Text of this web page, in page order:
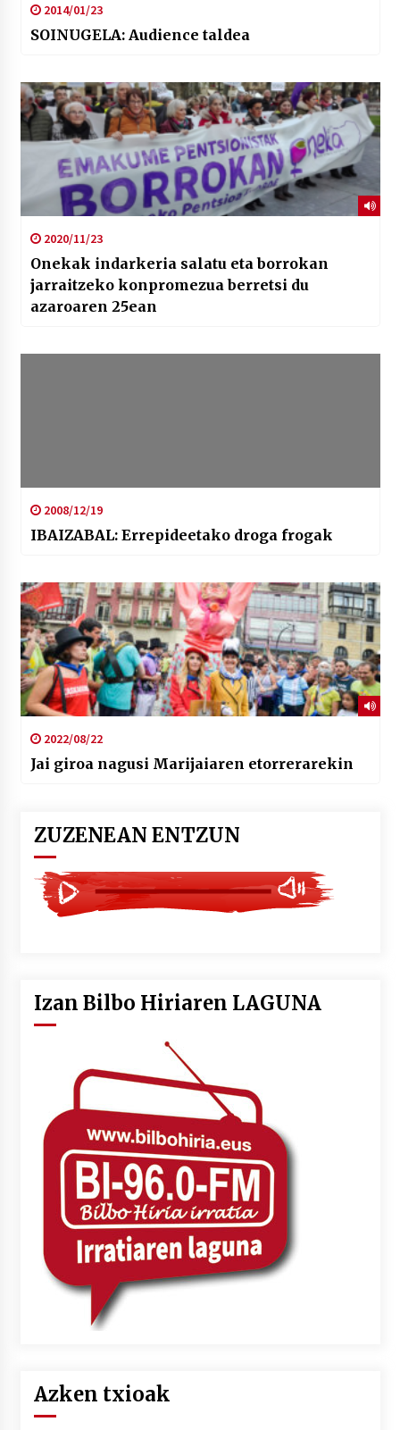
2014/01/23
SOINUGELA: Audience taldea
2020/11/23
Onekak indarkeria salatu eta borrokan
jarraitzeko konpromezua berretsi du
azaroaren 25ean
2008/12/19
IBAIZABAL: Errepideetako droga frogak
2022/08/22
Jai giroa nagusi Marijaiaren etorrerarekin
ZUZENEAN ENTZUN
Izan Bilbo Hiriaren LAGUNA
Azken txioak